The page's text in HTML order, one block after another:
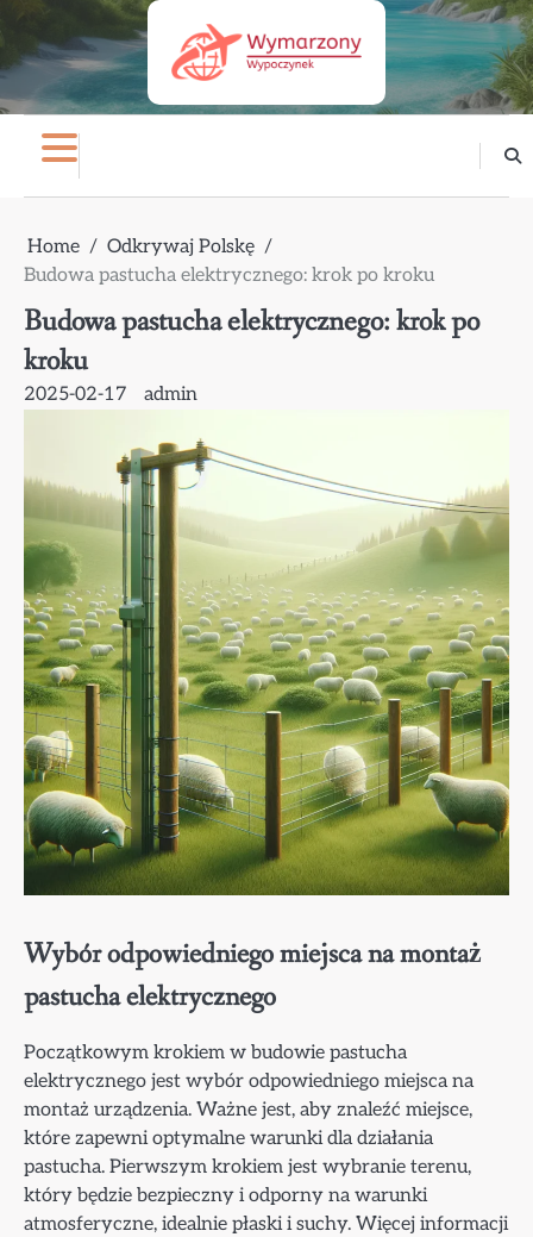
content
Home
Odkrywaj Polskę
Budowa pastucha elektrycznego: krok po kroku
Budowa pastucha elektrycznego: krok po
kroku
2025-02-17 admin
Wybór odpowiedniego miejsca na montaż
pastucha elektrycznego
Początkowym krokiem w budowie pastucha
elektrycznego jest wybór odpowiedniego miejsca na
montaż urządzenia. Ważne jest, aby znaleźć miejsce,
które zapewni optymalne warunki dla działania
pastucha. Pierwszym krokiem jest wybranie terenu,
który będzie bezpieczny i odporny na warunki
atmosferyczne, idealnie płaski i suchy. Więcej informacji